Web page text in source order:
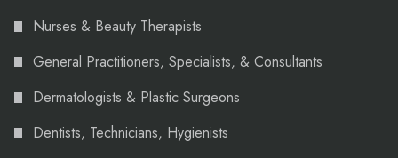
Nurses & Beauty Therapists
General Practitioners, Specialists, & Consultants
Dermatologists & Plastic Surgeons
Dentists, Technicians, Hygienists